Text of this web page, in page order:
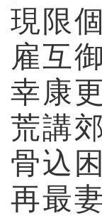
現 限個
雇互御
幸 康更
荒講郊
骨込 困
再最妻